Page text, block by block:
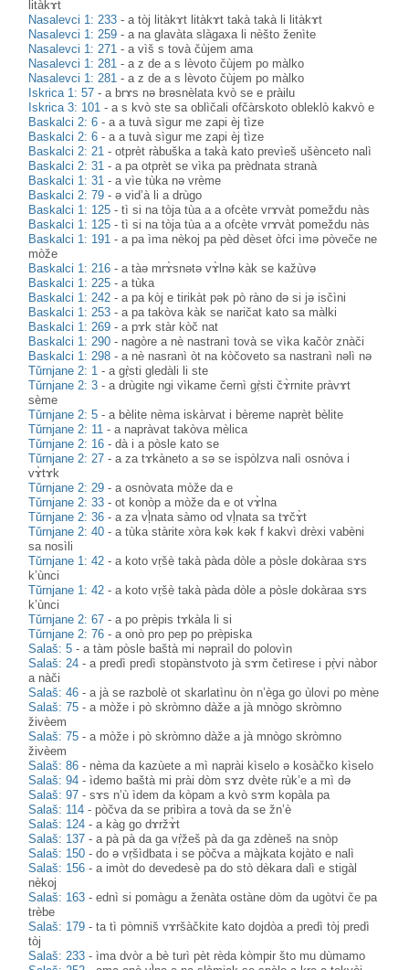
litàkɤt
Nasalevci 1: 233 -a tòj litàkɤt litàkɤt takà takà li litàkɤt
Nasalevci 1: 259 -a na glavàta slàgaxa li nèšto ženìte
Nasalevci 1: 271 -a vìš s tovà čùjem ama
Nasalevci 1: 281 -a z de a s lèvoto čùjem po màlko
Nasalevci 1: 281 -a z de a s lèvoto čùjem po màlko
Iskrica 1: 57 -a brɤs nə brəsnèlata kvò se e pràilu
Iskrica 3: 101 -a s kvò ste sa oblìčali ofčàrskoto obleklò kakvò e
Baskalci 2: 6 -a a tuvà sìgur me zapi èj tìze
Baskalci 2: 6 -a a tuvà sìgur me zapi èj tìze
Baskalci 2: 21 -otprèt ràbuška a takà kato prevìeš ušènceto nalì
Baskalci 2: 31 -a pa otprèt se vìka pa prèdnata stranà
Baskalci 1: 31 -a vìe tùka nә vrème
Baskalci 2: 79 -ə vid’à li a drùgo
Baskalci 1: 125 -tì si na tòja tùa a a ofcète vrɤvàt pomeždu nàs
Baskalci 1: 125 -tì si na tòja tùa a a ofcète vrɤvàt pomeždu nàs
Baskalci 1: 191 -a pa ìma nèkoj pa pèd dèset òfci ìmә pòveče ne
mòže
Baskalci 1: 216 -a tàә mrɤ̀snәtә vɤ̀lnә kàk se kažùvә
Baskalci 1: 225 -a tùka
Baskalci 1: 242 -a pa kòj e tirikàt pәk pò ràno dә si jә isčìni
Baskalci 1: 253 -a pa takòva kàk se naričat kato sa màlki
Baskalci 1: 269 -a pɤk stàr kòč nat
Baskalci 1: 290 - nagòre a nè nastranì tovà se vìka kačòr znàči
Baskalci 1: 298 -a nè nasranì òt na kòčoveto sa nastranì nәlì nә
Tǔrnjane 2: 1 -a gṛ̀sti gledàli li ste
Tǔrnjane 2: 3 -a drùgite ngi vìkame černì gṛ̀sti čɤ̀rnite pràvɤt
sème
Tǔrnjane 2: 5 -a bèlite nèma iskàrvat i bèreme naprèt bèlite
Tǔrnjane 2: 11 -a napràvat takòva mèlica
Tǔrnjane 2: 16 -dà i a pòsle kato se
Tǔrnjane 2: 27 -a za tɤkàneto a sə se ispòlzva nalì osnòva i
vɤ̀tɤk
Tǔrnjane 2: 29 -a osnòvata mòže da e
Tǔrnjane 2: 33 -ot konòp a mòže da e ot vɤ̀lna
Tǔrnjane 2: 36 -a za vḷ̀nata sàmo od vḷ̀nata sa tɤčɤ̀t
Tǔrnjane 2: 40 -a tùka stàrite xòra kək kək f kakvì drèxi vabèni
sa nosìli
Tŭrnjane 1: 42 -a koto vṛšè takà pàda dòle a pòsle dokàraa sɤs
k’ùnci
Tŭrnjane 1: 42 -a koto vṛšè takà pàda dòle a pòsle dokàraa sɤs
k’ùnci
Tǔrnjane 2: 67 -a po prèpis tɤkàla li si
Tǔrnjane 2: 76 -a onò pro pep po prèpiska
Salaš: 5 -a tàm pòsle baštà mi nəpraìl do polovìn
Salaš: 24 -a predì predì stopànstvoto jà sɤm četìrese i pṛ̀vi nàbor
a nàči
Salaš: 46 -a jà se razbolè ot skarlatìnu òn n’èga go ùlovi po mène
Salaš: 75 -a mòže i pò skròmno dàže a jà mnògo skròmno
živèem
Salaš: 75 -a mòže i pò skròmno dàže a jà mnògo skròmno
živèem
Salaš: 86 - nèma da kazùete a mì naprài kìselo ə kosàčko kìselo
Salaš: 94 -ìdemo baštà mi prài dòm sɤz dvète rùk’e a mì də
Salaš: 97 -sɤs n’ù ìdem da kòpam a kvò sɤm kopàla pa
Salaš: 114 -pòčva da se pribìra a tovà da se žn’è
Salaš: 124 -a kàg go dɤržɤ̀t
Salaš: 137 -a pà pà da ga vṛ̀žeš pà da ga zdèneš na snòp
Salaš: 150 -do ə vṛšìdbata i se pòčva a màjkata kojàto e nalì
Salaš: 156 -a imòt do devedesè pa do stò dèkara dalì e stigàl
nèkoj
Salaš: 163 -ednì si pomàgu a ženàta ostàne dòm da ugòtvi če pa
trèbe
Salaš: 179 -ta tì pòmniš vɤršàčkite kato dojdòa a predì tòj predì
tòj
Salaš: 233 -ìma dvòr a bè turì pèt rèda kòmpir što mu dùmamo